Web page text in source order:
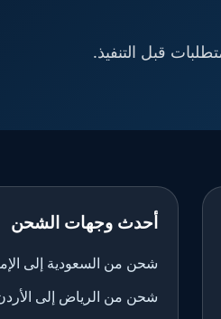
قبل التنفيذ.
أحدث وجهات الشحن
شحن من السعودية إلى
شحن من الرياض إلى